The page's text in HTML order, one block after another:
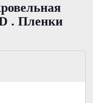
. Пленки